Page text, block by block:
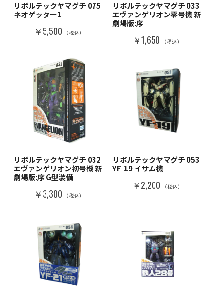
リボルテックヤマグチ 075
ネオゲッター1
￥5,500 （税込）
リボルテックヤマグチ 033
エヴァンゲリオン零号機 新
劇場版:序
￥1,650 （税込）
リボルテックヤマグチ 032
エヴァンゲリオン初号機 新
劇場版:序 G型装備
￥3,300 （税込）
リボルテックヤマグチ 053
YF-19 イサム機
￥2,200 （税込）